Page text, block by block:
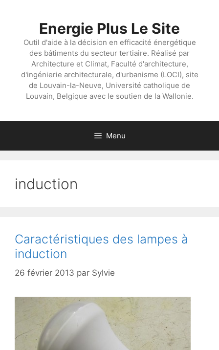
Energie Plus Le Site
Outil d'aide à la décision en efficacité énergétique
des bâtiments du secteur tertiaire. Réalisé par
Architecture et Climat, Faculté d'architecture,
d'ingénierie architecturale, d'urbanisme (LOCI), site
de Louvain-la-Neuve, Université catholique de
Louvain, Belgique avec le soutien de la Wallonie.
Menu
induction
Caractéristiques des lampes à
induction
26 février 2013 par Sylvie